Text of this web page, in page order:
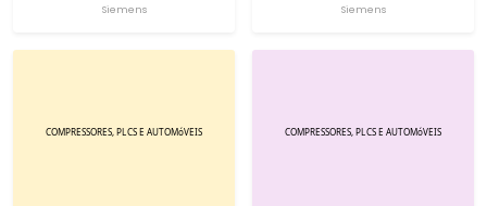
Siemens
Siemens